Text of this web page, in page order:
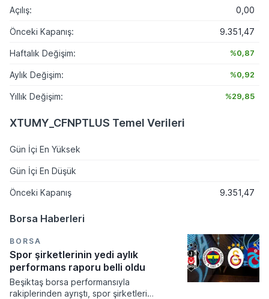
Açılış: 0,00
Önceki Kapanış: 9.351,47
Haftalık Değişim: %0,87
Aylık Değişim: %0,92
Yıllık Değişim: %29,85
XTUMY_CFNPTLUS Temel Verileri
Gün İçi En Yüksek
Gün İçi En Düşük
Önceki Kapanış 9.351,47
Borsa Haberleri
BORSA
Spor şirketlerinin yedi aylık
performans raporu belli oldu
Beşiktaş borsa performansıyla
rakiplerinden ayrıştı, spor şirketleri